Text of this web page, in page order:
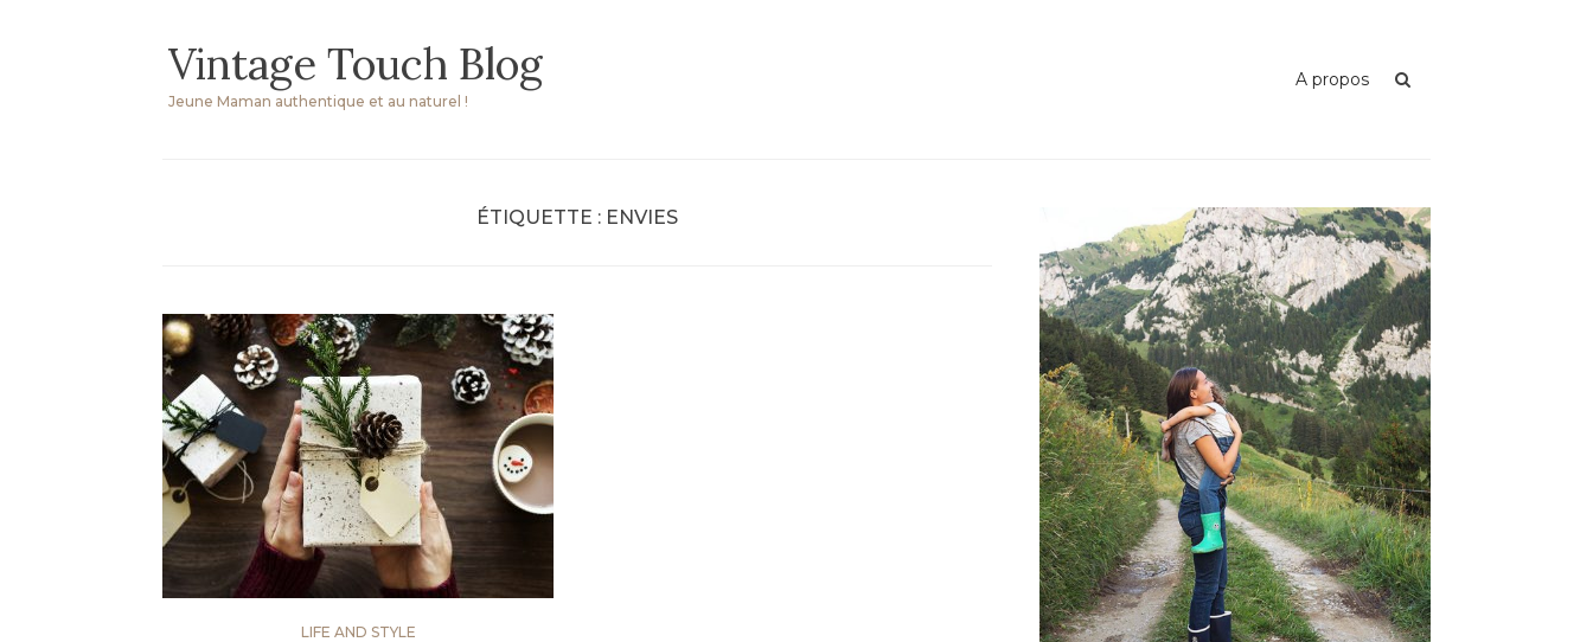
contentVintage Touch Blog
Jeune Maman authentique et au naturel !
A propos
ÉTIQUETTE : ENVIES
LIFE AND STYLE